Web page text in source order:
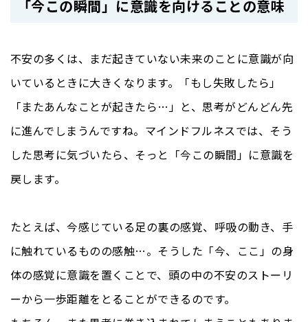
「今この瞬間」に意識を向けることの意味
不安の多くは、まだ起きていない未来のことに意識が向
いているときに大きくなります。「もし失敗したら」
「またあんなことが起きたら…」と、思考がどんどん先
に進んでしまうんですね。マインドフルネスでは、そう
した思考に気づいたら、そっと「今この瞬間」に意識を
戻します。
たとえば、今感じている足の裏の感覚、呼吸の動き、手
に触れているものの感触…。そうした「今、ここ」の身
体の感覚に意識を置くことで、頭の中の不安のストーリ
ーから一歩距離をとることができるのです。